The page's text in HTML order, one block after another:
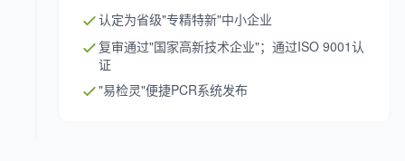
认定为省级"专精特新"中小企业
复审通过"国家高新技术企业"；通过ISO 9001认
证
"易检灵"便捷PCR系统发布